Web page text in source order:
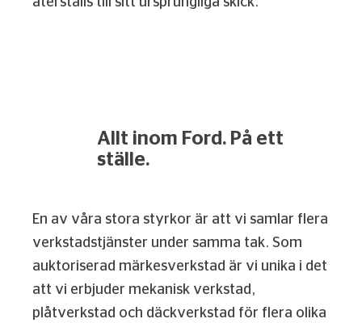
Allt inom Ford. På ett
ställe.
En av våra stora styrkor är att vi samlar flera
verkstadstjänster under samma tak. Som
auktoriserad märkesverkstad är vi unika i det
att vi erbjuder mekanisk verkstad,
plåtverkstad och däckverkstad för flera olika